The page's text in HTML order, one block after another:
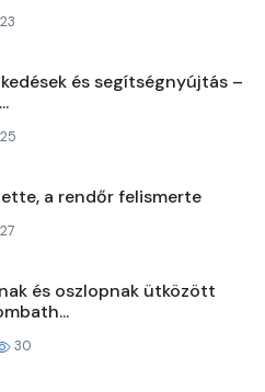
23
és segítségnyújtás –
25
a rendőr felismerte
27
és oszlopnak ütközött
30